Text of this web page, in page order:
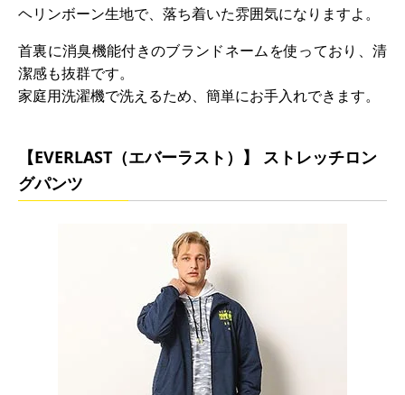
ヘリンボーン生地で、落ち着いた雰囲気になりますよ。
首裏に消臭機能付きのブランドネームを使っており、清
潔感も抜群です。
家庭用洗濯機で洗えるため、簡単にお手入れできます。
【EVERLAST（エバーラスト）】 ストレッチロン
グパンツ